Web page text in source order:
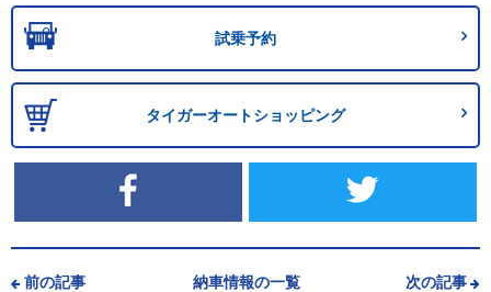
試乗予約
タイガーオートショッピング
前の記事 納車情報の一覧 次の記事